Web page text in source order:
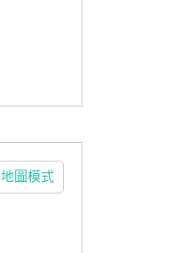
地圖模式